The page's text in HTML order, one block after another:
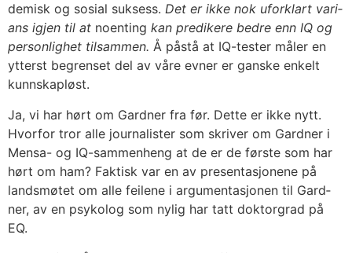
de­misk og sosi­al suk­sess. Det er ikke nok ufor­klart vari­
ans igjen til at noen­ting kan pre­di­ke­re bed­re enn IQ og
per­son­lig­het til­sam­men. Å påstå at IQ-tes­ter måler en
ytterst begren­set del av våre evner er gans­ke enkelt
kunn­skap­løst.
Ja, vi har hørt om Gard­ner fra før. Det­te er ikke nytt.
Hvor­for tror alle jour­na­lis­ter som skri­ver om Gard­ner i
Men­sa- og IQ-sam­men­heng at de er de førs­te som har
hørt om ham? Fak­tisk var en av pre­sen­ta­sjo­ne­ne på
lands­mø­tet om alle fei­le­ne i argu­men­ta­sjo­nen til Gard­
ner, av en psy­ko­log som nylig har tatt dok­tor­grad på
EQ.